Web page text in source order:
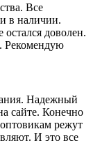
Все
в наличии.
доволен.
Рекомендую
Надежный
сайте. Конечно
режут
И это все